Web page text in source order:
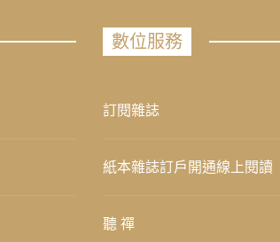
數位服務
訂閱雜誌
紙本雜誌訂戶開通線上閱讀
聽 禪